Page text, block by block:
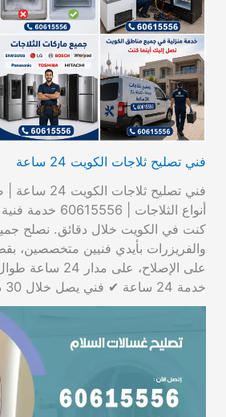
فني تصليح ثلاجات الكويت 24 ساعة
فني تصليح
أنواع الثلاجات |
كنت في الكويت خلال دقائق. نصلح
والفريزرات بأيدي فنيين متخصصين،
على الإصلاح، على
خدمة 24 ساعة ✔ فني يصل خلال 30 دقيقة…